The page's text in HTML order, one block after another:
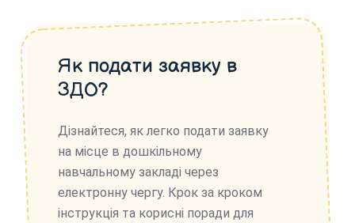
Як подати заявку в
ЗДО?
Дізнайтеся, як легко подати заявку
на місце в дошкільному
навчальному закладі через
електронну чергу. Крок за кроком
інструкція та корисні поради для